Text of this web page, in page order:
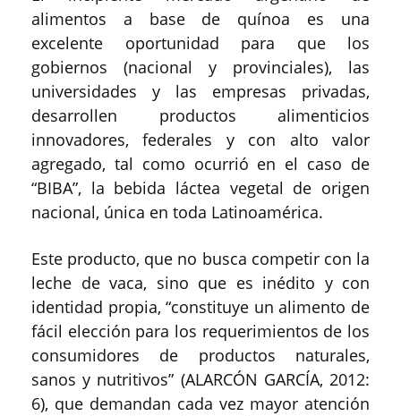
alimentos a base de quínoa es una
excelente oportunidad para que los
gobiernos (nacional y provinciales), las
universidades y las empresas privadas,
desarrollen productos alimenticios
innovadores, federales y con alto valor
agregado, tal como ocurrió en el caso de
“BIBA”, la bebida láctea vegetal de origen
nacional, única en toda Latinoamérica.
Este producto, que no busca competir con la
leche de vaca, sino que es inédito y con
identidad propia, “constituye un alimento de
fácil elección para los requerimientos de los
consumidores de productos naturales,
sanos y nutritivos” (ALARCÓN GARCÍA, 2012:
6), que demandan cada vez mayor atención